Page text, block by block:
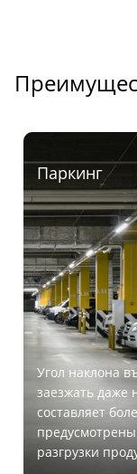
Паркинг
Угол наклона
заезжать даже
составляет
разгрузки